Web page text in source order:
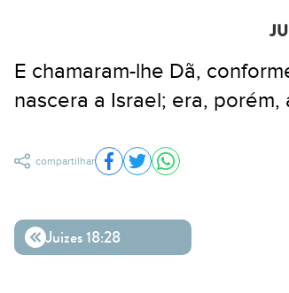
E chamaram-lhe Dã,
nascera a Israel; era,
compartilhar Compartilhar no Facebook
Compartilhar no Twitter
Compartilhar no
Juizes 18:28